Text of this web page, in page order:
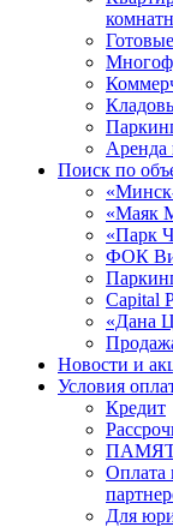
Поиск по
«Маяк
«Парк
ФОК
Capital
«Дана
Новости и
Условия
Кредит
Оплата
Для